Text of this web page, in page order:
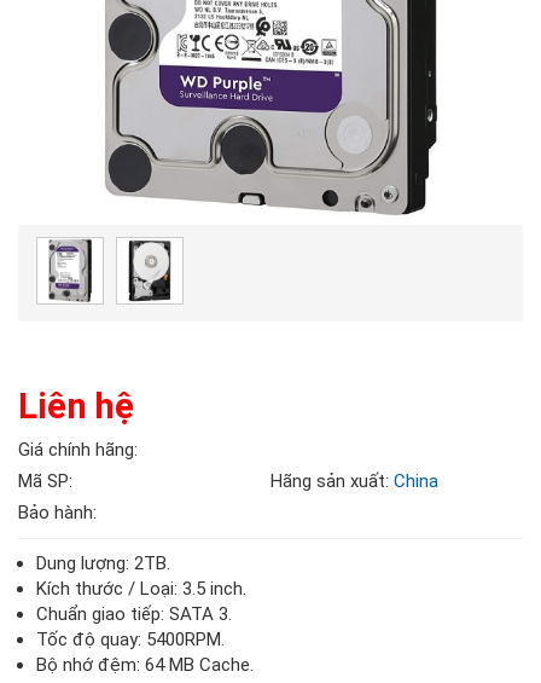
Liên hệ
Giá chính hãng:
Mã SP:
Hãng sản xuất: China
Bảo hành:
Dung lượng: 2TB.
Kích thước / Loại: 3.5 inch.
Chuẩn giao tiếp: SATA 3.
Tốc độ quay: 5400RPM.
Bộ nhớ đệm: 64 MB Cache.